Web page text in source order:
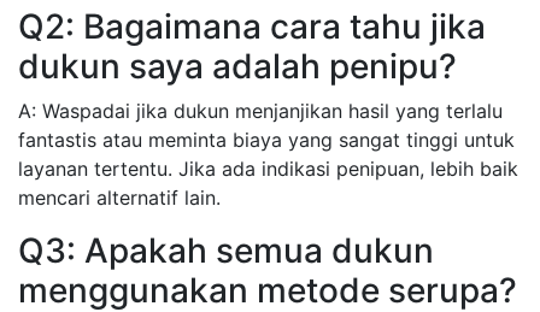
Q2: Bagaimana cara tahu jika
dukun saya adalah penipu?
A: Waspadai jika dukun menjanjikan hasil yang terlalu
fantastis atau meminta biaya yang sangat tinggi untuk
layanan tertentu. Jika ada indikasi penipuan, lebih baik
mencari alternatif lain.
Q3: Apakah semua dukun
menggunakan metode serupa?